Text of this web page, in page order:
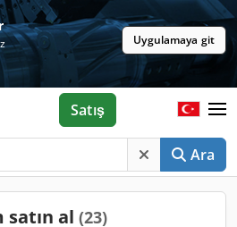
Uygulamaya git
Ara
Satış
satın al (23)